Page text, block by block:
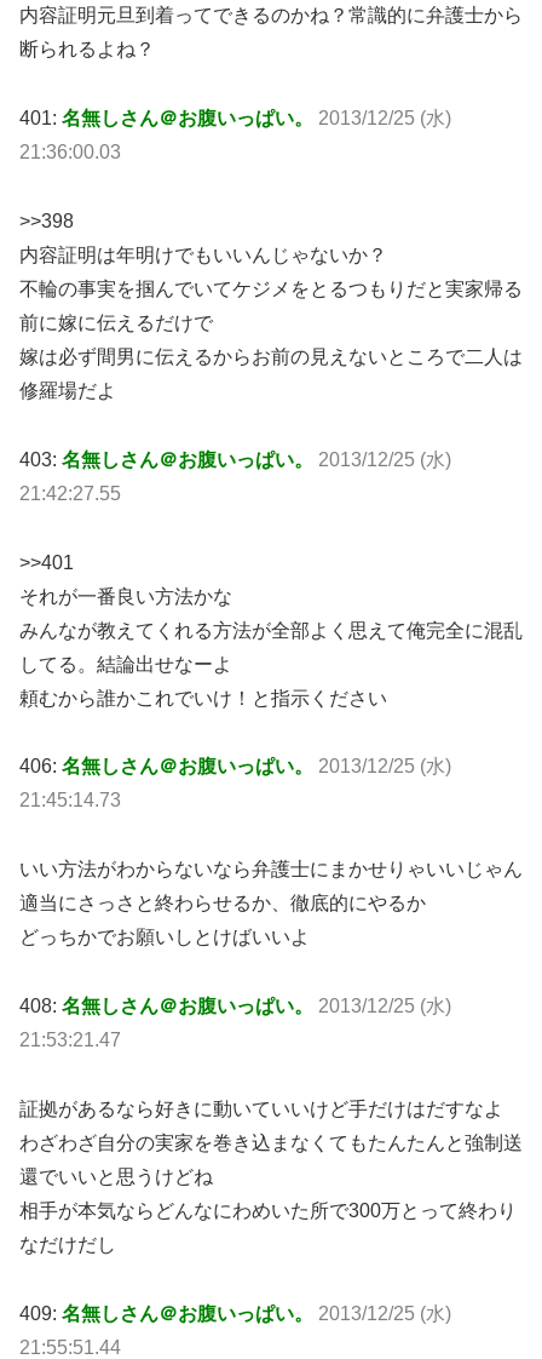
内容証明元旦到着ってできるのかね？常識的に弁護士から
断られるよね？
401: 名無しさん＠お腹いっぱい。 2013/12/25 (水)
21:36:00.03
>>398
内容証明は年明けでもいいんじゃないか？
不輪の事実を掴んでいてケジメをとるつもりだと実家帰る
前に嫁に伝えるだけで
嫁は必ず間男に伝えるからお前の見えないところで二人は
修羅場だよ
403: 名無しさん＠お腹いっぱい。 2013/12/25 (水)
21:42:27.55
>>401
それが一番良い方法かな
みんなが教えてくれる方法が全部よく思えて俺完全に混乱
してる。結論出せなーよ
頼むから誰かこれでいけ！と指示ください
406: 名無しさん＠お腹いっぱい。 2013/12/25 (水)
21:45:14.73
いい方法がわからないなら弁護士にまかせりゃいいじゃん
適当にさっさと終わらせるか、徹底的にやるか
どっちかでお願いしとけばいいよ
408: 名無しさん＠お腹いっぱい。 2013/12/25 (水)
21:53:21.47
証拠があるなら好きに動いていいけど手だけはだすなよ
わざわざ自分の実家を巻き込まなくてもたんたんと強制送
還でいいと思うけどね
相手が本気ならどんなにわめいた所で300万とって終わり
なだけだし
409: 名無しさん＠お腹いっぱい。 2013/12/25 (水)
21:55:51.44